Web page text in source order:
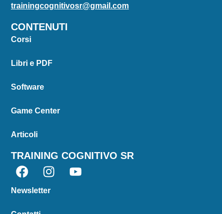
trainingcognitivosr@gmail.com
CONTENUTI
Corsi
Libri e PDF
Software
Game Center
Articoli
TRAINING COGNITIVO SR
Newsletter